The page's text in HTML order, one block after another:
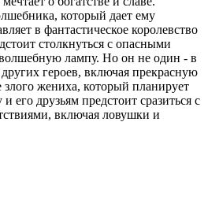
который дает ему
в фантастическое королевство
столкнуться с опасными
лампу. Но он не один - в
других героев, включая прекрасную
жениха, который планирует
его друзьям предстоит сразиться с
включая ловушки и